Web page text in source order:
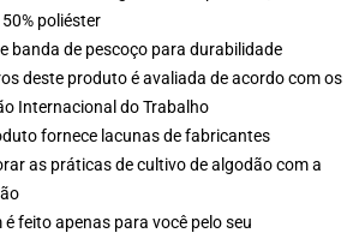
poliéster
banda de pescoço para durabilidade
deste produto é avaliada de acordo com os
Internacional do Trabalho
fornece lacunas de fabricantes
as práticas de cultivo de algodão com a
é feito apenas para você pelo seu